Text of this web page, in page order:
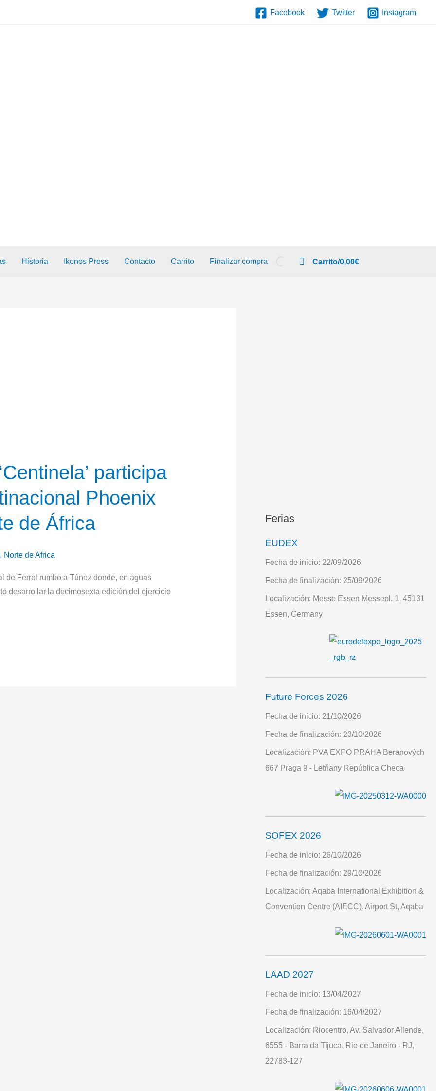
Facebook Twitter Instagram
Historia Ikonos Press Contacto Carrito Finalizar compra Carrito/0,00€
participa
Phoenix
de África
, Norte de Africa
de Ferrol rumbo a Túnez donde, en aguas
desarrollar la decimosexta edición del ejercicio
Ferias
EUDEX
Fecha de inicio: 22/09/2026
Fecha de finalización: 25/09/2026
Localización: Messe Essen Messepl. 1, 45131
Essen, Germany
Future Forces 2026
Fecha de inicio: 21/10/2026
Fecha de finalización: 23/10/2026
Localización: PVA EXPO PRAHA Beranových
667 Praga 9 - Letňany República Checa
SOFEX 2026
Fecha de inicio: 26/10/2026
Fecha de finalización: 29/10/2026
Localización: Aqaba International Exhibition &
Convention Centre (AIECC), Airport St, Aqaba
LAAD 2027
Fecha de inicio: 13/04/2027
Fecha de finalización: 16/04/2027
Localización: Riocentro, Av. Salvador Allende,
6555 - Barra da Tijuca, Rio de Janeiro - RJ,
22783-127